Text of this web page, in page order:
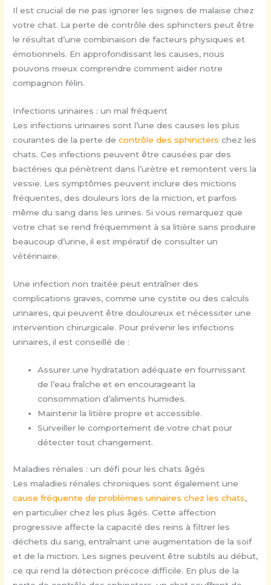
Il est crucial de ne pas ignorer les signes de malaise chez
votre chat. La perte de contrôle des sphincters peut être
le résultat d’une combinaison de facteurs physiques et
émotionnels. En approfondissant les causes, nous
pouvons mieux comprendre comment aider notre
compagnon félin.
Infections urinaires : un mal fréquent
Les infections urinaires sont l’une des causes les plus
courantes de la perte decontrôle des sphincters chez les
chats. Ces infections peuvent être causées par des
bactéries qui pénètrent dans l’urètre et remontent vers la
vessie. Les symptômes peuvent inclure des mictions
fréquentes, des douleurs lors de la miction, et parfois
même du sang dans les urines. Si vous remarquez que
votre chat se rend fréquemment à sa litière sans produire
beaucoup d’urine, il est impératif de consulter un
vétérinaire.
Une infection non traitée peut entraîner des
complications graves, comme une cystite ou des calculs
urinaires, qui peuvent être douloureux et nécessiter une
intervention chirurgicale. Pour prévenir les infections
urinaires, il est conseillé de :
Assurer une hydratation adéquate en fournissant
de l’eau fraîche et en encourageant la
consommation d’aliments humides.
Maintenir la litière propre et accessible.
Surveiller le comportement de votre chat pour
détecter tout changement.
Maladies rénales : un défi pour les chats âgés
Les maladies rénales chroniques sont également une
cause fréquente de problèmes urinaires chez les chats,
en particulier chez les plus âgés. Cette affection
progressive affecte la capacité des reins à filtrer les
déchets du sang, entraînant une augmentation de la soif
et de la miction. Les signes peuvent être subtils au début,
ce qui rend la détection précoce difficile. En plus de la